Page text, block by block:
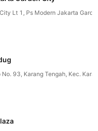
City Lt 1, Ps Modern Jakarta
93, Karang Tengah, Kec.